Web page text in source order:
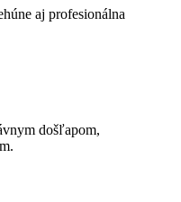
aj profesionálna
došľapom,